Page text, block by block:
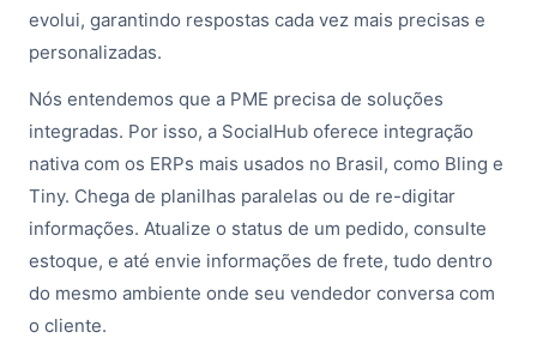
evolui, garantindo respostas cada vez mais precisas e
personalizadas.
Nós entendemos que a PME precisa de soluções
integradas. Por isso, a SocialHub oferece integração
nativa com os ERPs mais usados no Brasil, como Bling e
Tiny. Chega de planilhas paralelas ou de re-digitar
informações. Atualize o status de um pedido, consulte
estoque, e até envie informações de frete, tudo dentro
do mesmo ambiente onde seu vendedor conversa com
o cliente.